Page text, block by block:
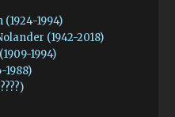
1994)
(1942-2018)
1994)
1988)